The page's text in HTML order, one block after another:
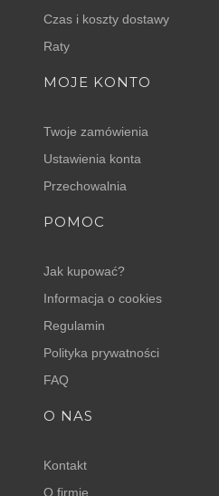
Czas i koszty dostawy
Raty
MOJE KONTO
Twoje zamówienia
Ustawienia konta
Przechowalnia
POMOC
Jak kupować?
Informacja o cookies
Regulamin
Polityka prywatności
FAQ
O NAS
Kontakt
O firmie